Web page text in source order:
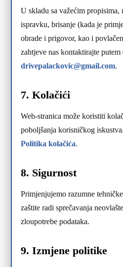
U skladu sa važećim propisima,
ispravku, brisanje (kada je
obrade i prigovor, kao i
zahtjeve nas kontaktirajte putem
drivepalackovic@gmail.com.
7. Kolačići
Web-stranica može koristiti
poboljšanja korisničkog
Politika kolačića.
8. Sigurnost
Primjenjujemo razumne
zaštite radi sprečavanja
zloupotrebe podataka.
9. Izmjene politike